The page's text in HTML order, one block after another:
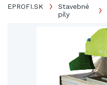
EPROFI.SK
Stavebné
píly